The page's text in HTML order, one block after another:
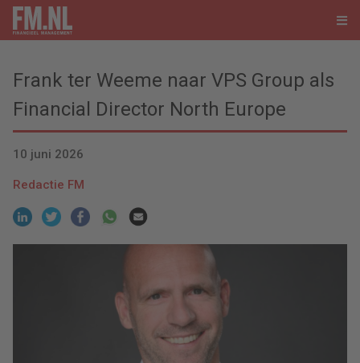
Frank ter Weeme naar VPS Group als
Financial Director North Europe
10 juni 2026
Redactie FM